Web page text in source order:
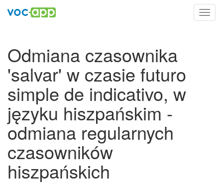
Odmiana czasownika
'salvar' w czasie futuro
simple de indicativo, w
języku hiszpańskim -
odmiana regularnych
czasowników
hiszpańskich